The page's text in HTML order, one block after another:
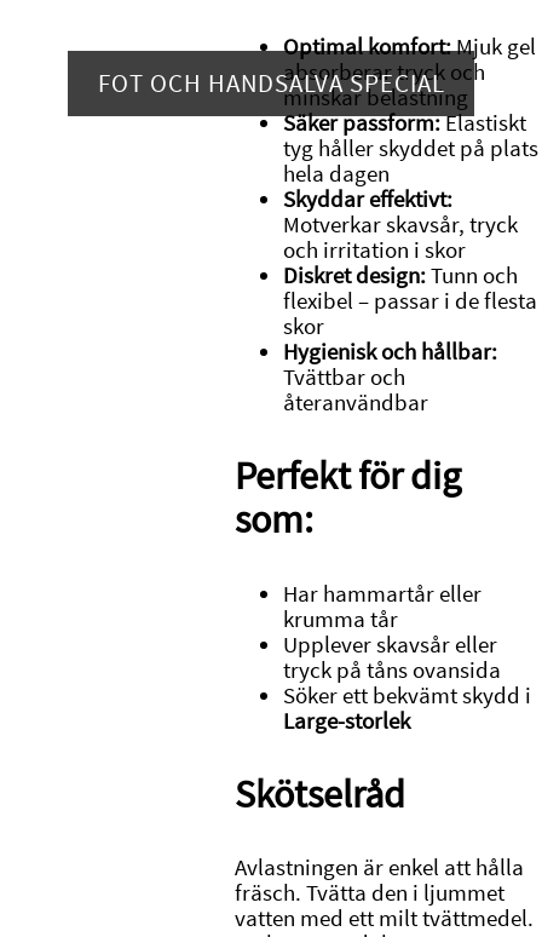
Optimal komfort:Mjuk gel
absorberar tryck och
minskar belastning
Säker passform:Elastiskt
tyg håller skyddet på plats
hela dagen
Skyddar effektivt:
Motverkar skavsår, tryck
och irritation i skor
Diskret design:Tunn och
flexibel – passar i de flesta
skor
Hygienisk och hållbar:
Tvättbar och
återanvändbar
Perfekt för dig
som:
Har hammartår eller
krumma tår
Upplever skavsår eller
tryck på tåns ovansida
Söker ett bekvämt skydd i
Large-storlek
Skötselråd
Avlastningen är enkel att hålla
fräsch. Tvätta den i ljummet
vatten med ett milt tvättmedel.
FOT OCH HANDSALVA SPECIAL